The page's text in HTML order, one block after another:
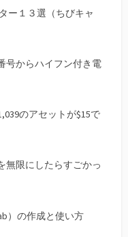
ー１３選（ちびキャ
号からハイフン付き電
のアセットが$15で
無限にしたらすごかっ
）の作成と使い方